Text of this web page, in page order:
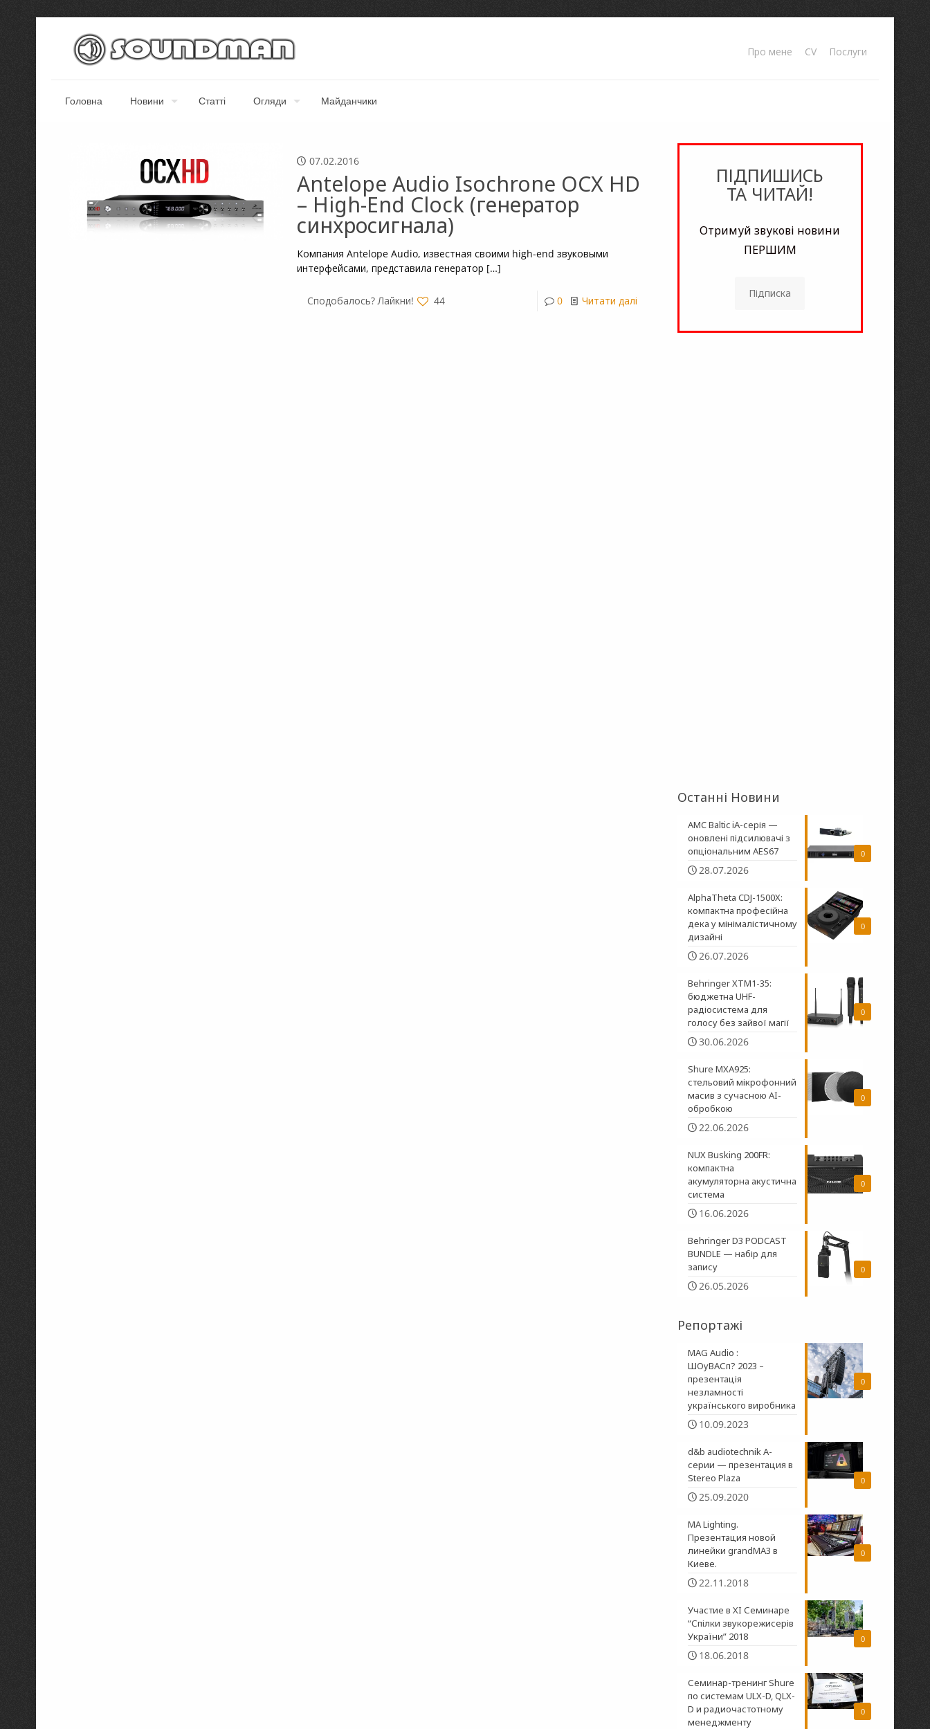
Головна Новини Статті Огляди Майданчики
Про мене CV Послуги
07.02.2016
Antelope Audio Isochrone OCX HD
– High-End Clock (генератор
синхросигнала)
Компания Antelope Audio, известная своими high-end звуковыми
интерфейсами, представила генератор […]
Сподобалось? Лайкни! 44 0 Читати далі
ПІДПИШИСЬ
ТА ЧИТАЙ!
Отримуй звукові новини
ПЕРШИМ
Підписка
Останні Новини
0
AMC Baltic iA-серія —
оновлені підсилювачі з
опціональним AES67
28.07.2026
0
AlphaTheta CDJ-1500X:
компактна професійна
дека у мінімалістичному
дизайні
26.07.2026
0
Behringer XTM1-35:
бюджетна UHF-
радіосистема для
голосу без зайвої магії
30.06.2026
0
Shure MXA925:
стельовий мікрофонний
масив з сучасною AI-
обробкою
22.06.2026
0
NUX Busking 200FR:
компактна
акумуляторна акустична
система
16.06.2026
0
Behringer D3 PODCAST
BUNDLE — набір для
запису
26.05.2026
Репортажі
0
MAG Audio :
ШОуВАСп? 2023 –
презентація
незламності
українського виробника
10.09.2023
0
d&b audiotechnik A-
серии — презентация в
Stereo Plaza
25.09.2020
0
MA Lighting.
Презентация новой
линейки grandMA3 в
Киеве.
22.11.2018
0
Участие в XI Семинаре
“Спілки звукорежисерів
України” 2018
18.06.2018
0
Семинар-тренинг Shure
по системам ULX-D, QLX-
D и радиочастотному
менеджменту